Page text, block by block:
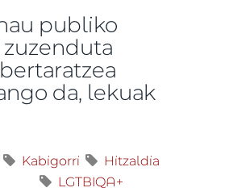
publiko
da, lekuak
Kabigorri
Hitzaldia
LGTBIQA+